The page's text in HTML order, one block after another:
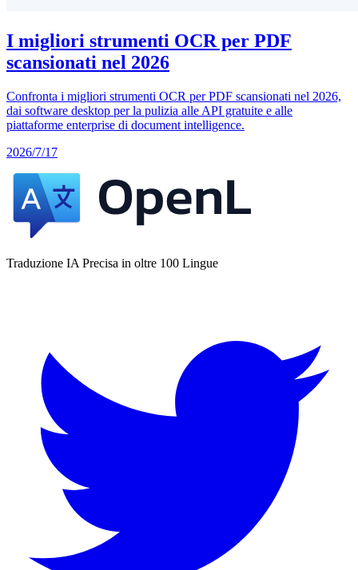
I migliori strumenti OCR per PDF
scansionati nel 2026
Confronta i migliori strumenti OCR per PDF scansionati nel 2026,
dai software desktop per la pulizia alle API gratuite e alle
piattaforme enterprise di document intelligence.
2026/7/17
Traduzione IA Precisa in oltre 100 Lingue